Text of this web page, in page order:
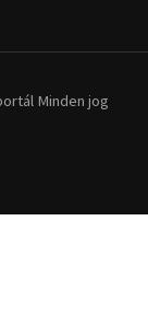
Minden jog